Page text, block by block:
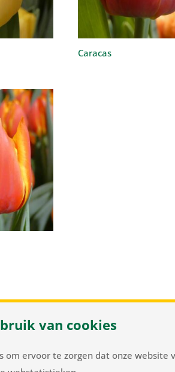
Caracas
Herenweg 37/NL-2105 MC
van cookies
om ervoor te zorgen dat onze